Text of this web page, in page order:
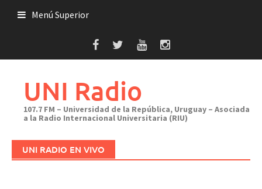
Menú Superior
UNI Radio
107.7 FM – Universidad de la República, Uruguay – Asociada
a la Radio Internacional Universitaria (RIU)
UNI RADIO EN VIVO